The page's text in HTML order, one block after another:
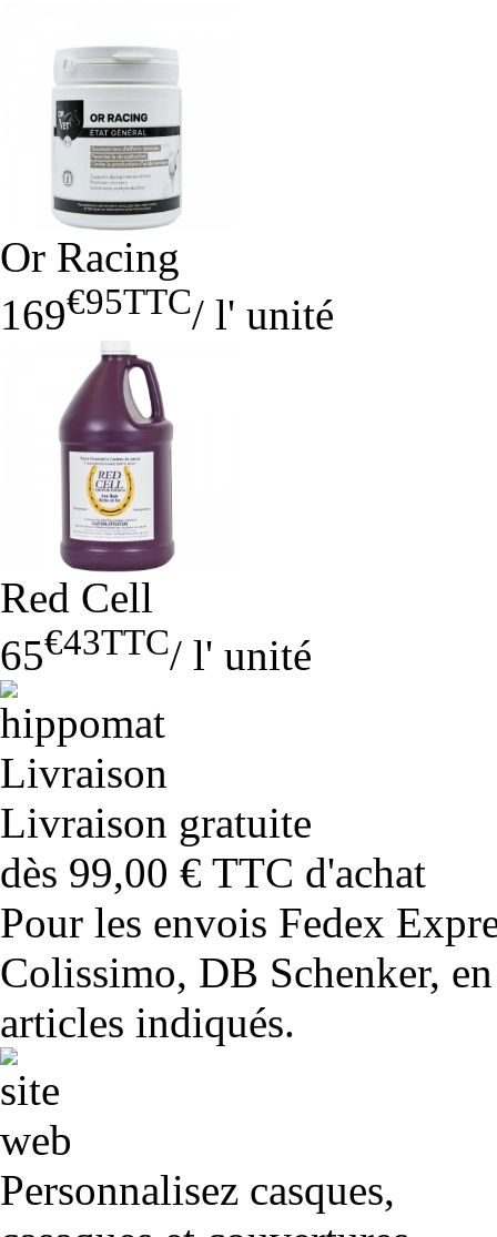
Or Racing
169€95TTC/ l' unité
Red Cell
65€43TTC/ l' unité
Livraison gratuite
dès 99,00 € TTC d'achat
Pour les envois Fedex
Colissimo, DB Schenker,
articles indiqués.
Personnalisez casques,